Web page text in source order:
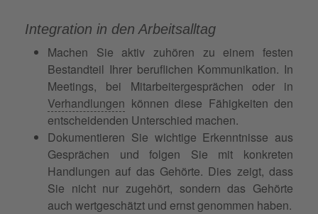
Integration in den Arbeitsalltag
Machen Sie aktiv zuhören zu einem festen
Bestandteil Ihrer beruflichen Kommunikation. In
Meetings, bei Mitarbeitergesprächen oder in
Verhandlungen können diese Fähigkeiten den
entscheidenden Unterschied machen.
Dokumentieren Sie wichtige Erkenntnisse aus
Gesprächen und folgen Sie mit konkreten
Handlungen auf das Gehörte. Dies zeigt, dass
Sie nicht nur zugehört, sondern das Gehörte
auch wertgeschätzt und ernst genommen haben.